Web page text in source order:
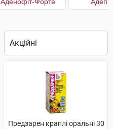
Предзарен краплі оральні 30